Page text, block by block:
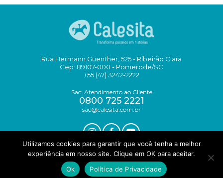
Rua Hermann Guenther, 525 - Ribeirão Clara
Cep: 89107-000 - Pomerode/SC
+55 (47) 3242-2222
Sac: Atendimento ao Cliente
0800 725 2221
sac@calesita.com.br
DESIGN YOUNGSTUDIO
Utilizamos cookies para garantir que você tenha a melhor
experiência em nosso site. Clique em OK para aceitar.
Ok
Política de Privacidade